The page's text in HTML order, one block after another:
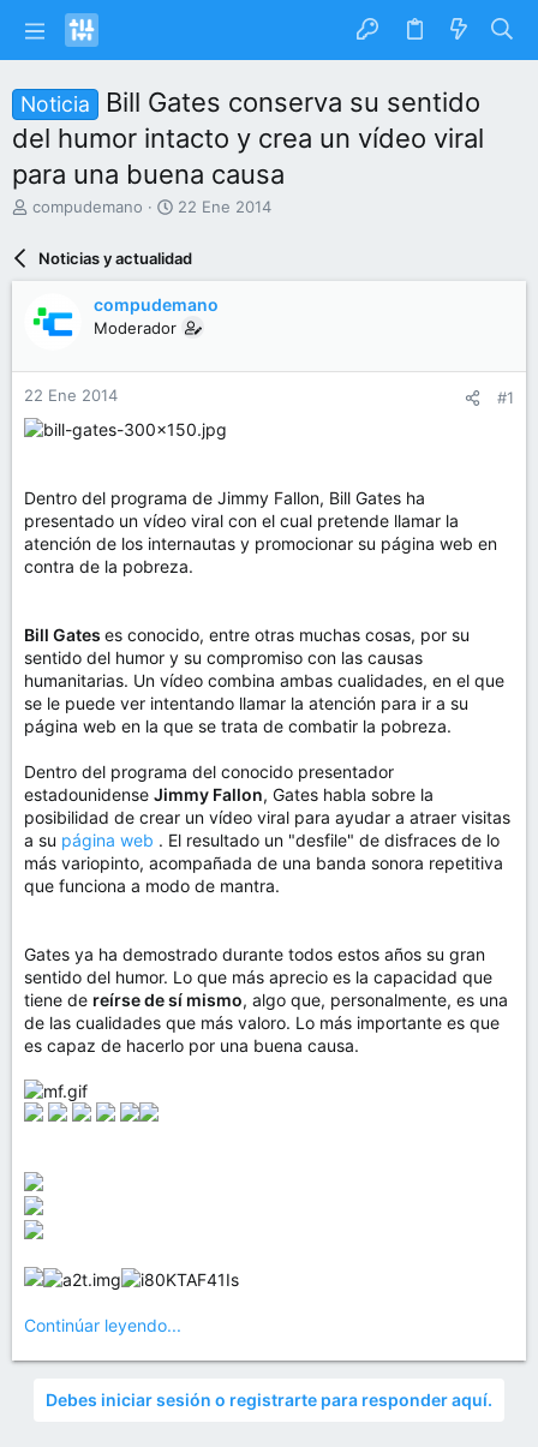
Noticia
Bill Gates conserva su sentido
del humor intacto y crea un vídeo viral
para una buena causa
I
a
r
d
e
l
m
a
compudemano
F
h
d
e
n
c
22 Ene 2014
Noticias y actualidad
compudemano
Moderador
22 Ene 2014 #1
Dentro del programa de Jimmy Fallon, Bill Gates ha
presentado un vídeo viral con el cual pretende llamar la
atención de los internautas y promocionar su página web en
contra de la pobreza.
Bill Gates es conocido, entre otras muchas cosas, por su
sentido del humor y su compromiso con las causas
humanitarias. Un vídeo combina ambas cualidades, en el que
se le puede ver intentando llamar la atención para ir a su
página web en la que se trata de combatir la pobreza.
Dentro del programa del conocido presentador
estadounidense Jimmy Fallon, Gates habla sobre la
posibilidad de crear un vídeo viral para ayudar a atraer visitas
a su página web . El resultado un "desfile" de disfraces de lo
más variopinto, acompañada de una banda sonora repetitiva
que funciona a modo de mantra.
Gates ya ha demostrado durante todos estos años su gran
sentido del humor. Lo que más aprecio es la capacidad que
tiene de reírse de sí mismo, algo que, personalmente, es una
de las cualidades que más valoro. Lo más importante es que
es capaz de hacerlo por una buena causa.
Continúar leyendo...
Debes iniciar sesión o registrarte para responder aquí.